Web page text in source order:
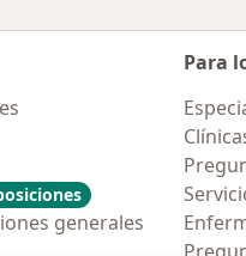
generales
Para